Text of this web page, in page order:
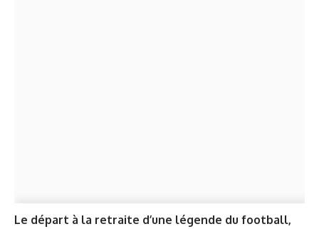
Le départ à la retraite d’une légende du football,